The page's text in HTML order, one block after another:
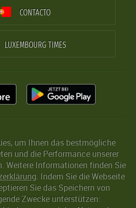
CONTACTO
LUXEMBOURG TIMES
um Ihnen das bestmögliche
und die Performance unserer
Weitere Informationen finden Sie
. Indem Sie die Webseite
Sie das Speichern von
Zwecke unterstützen: